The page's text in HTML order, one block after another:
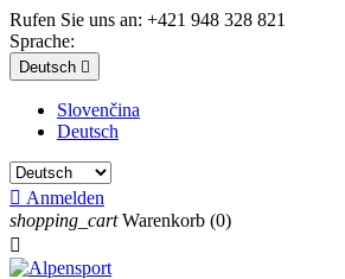
Rufen Sie uns an: +421 948 328 821
Sprache:
Deutsch 
Slovenčina
Deutsch
 Anmelden
shopping_cart Warenkorb (0)
